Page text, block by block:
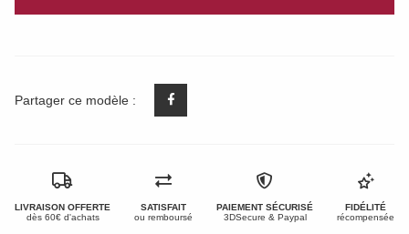
Partager ce modèle :
LIVRAISON OFFERTE
dès 60€ d'achats
SATISFAIT
ou remboursé
PAIEMENT SÉCURISÉ
3DSecure & Paypal
FIDÉLITÉ
récompensée